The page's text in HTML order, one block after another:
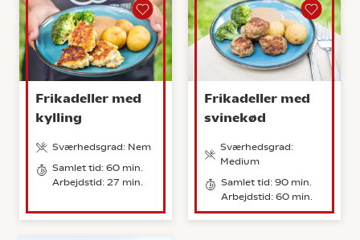
Frikadeller med
kylling
Sværhedsgrad: Nem
Samlet tid: 60 min.
Arbejdstid: 27 min.
Frikadeller med
svinekød
Sværhedsgrad:
Medium
Samlet tid: 90 min.
Arbejdstid: 60 min.